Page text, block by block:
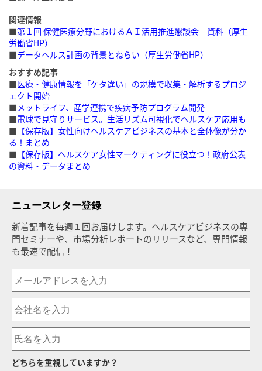
関連情報
■第１回 保健医療分野におけるＡＩ活用推進懇談会 資料（厚生
労働省HP）
■データヘルス計画の背景とねらい（厚生労働省HP）
おすすめ記事
■医療・健康情報を「ケタ違い」の規模で収集・解析するプロジ
ェクト開始
■メットライフ、産学連携で疾病予防プログラム開発
■電球で見守りサービス。生活リズム可視化でヘルスケア応用も
■ 【保存版】女性向けヘルスケアビジネスの基本と全体像が分か
る！まとめ
■ 【保存版】ヘルスケア女性マーケティングに役立つ！政府公表
の資料・データまとめ
ニュースレター登録
新着記事を毎週１回お届けします。ヘルスケアビジネスの専
門セミナーや、市場分析レポートのリリースなど、専門情報
も最速で配信！
どちらを重視していますか？